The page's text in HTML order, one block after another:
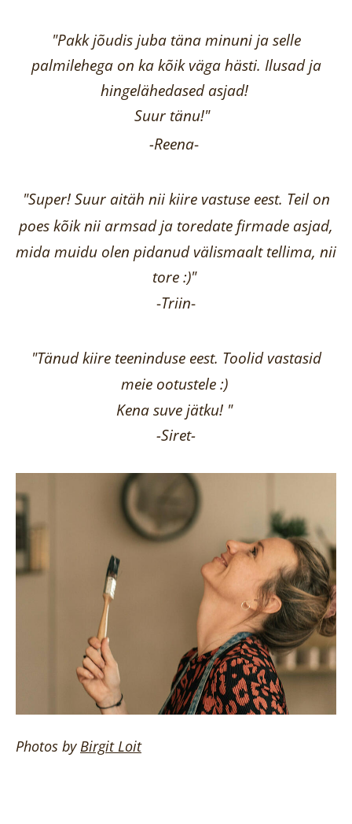
"Pakk jõudis juba täna minuni ja selle
palmilehega on ka kõik väga hästi. Ilusad ja
hingelähedased asjad!
Suur tänu!"
-Reena-
"Super! Suur aitäh nii kiire vastuse eest. Teil on
poes kõik nii armsad ja toredate firmade asjad,
mida muidu olen pidanud välismaalt tellima, nii
tore :)"
-Triin-
"Tänud kiire teeninduse eest. Toolid vastasid
meie ootustele :)
Kena suve jätku! "
-Siret-
Photos byBirgitLoit